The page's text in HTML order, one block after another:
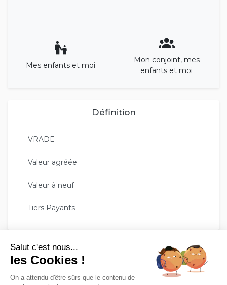
Mes enfants et moi
Mon conjoint, mes
enfants et moi
Définition
VRADE
Valeur agréée
Valeur à neuf
Tiers Payants